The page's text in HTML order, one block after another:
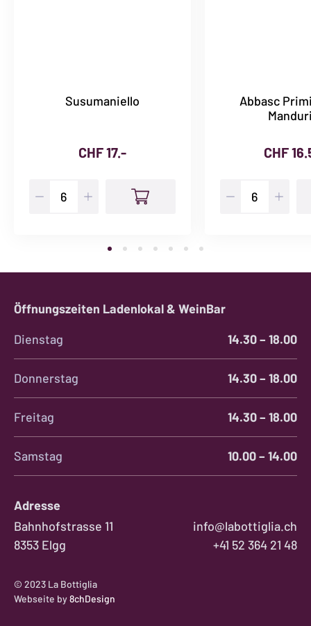
Susumaniello
CHF17.-
Susumaniello
Abbasc
CHF
Abbasc
Öffnungszeiten Ladenlokal & WeinBar
Dienstag
14.30 – 18.00
Donnerstag 14.30 – 18.00
Freitag 14.30 – 18.00
Samstag 10.00 – 14.00
Adresse
Bahnhofstrasse 11
8353 Elgg
info@labottiglia.ch
+41 52 364 21 48
© 2023 La Bottiglia
Webseite by8chDesign